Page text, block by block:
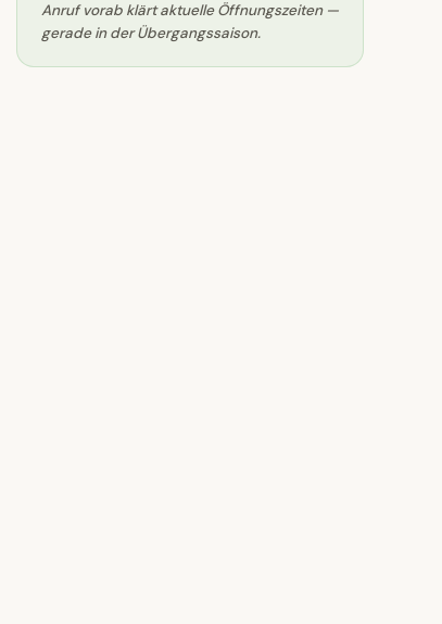
Anruf vorab klärt aktuelle Öffnungszeiten —
gerade in der Übergangssaison.